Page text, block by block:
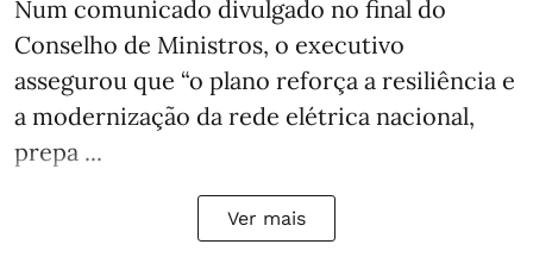
Num comunicado divulgado no final do
Conselho de Ministros, o executivo
assegurou que “o plano reforça a resiliência e
a modernização da rede elétrica nacional,
prepa ...
Ver mais